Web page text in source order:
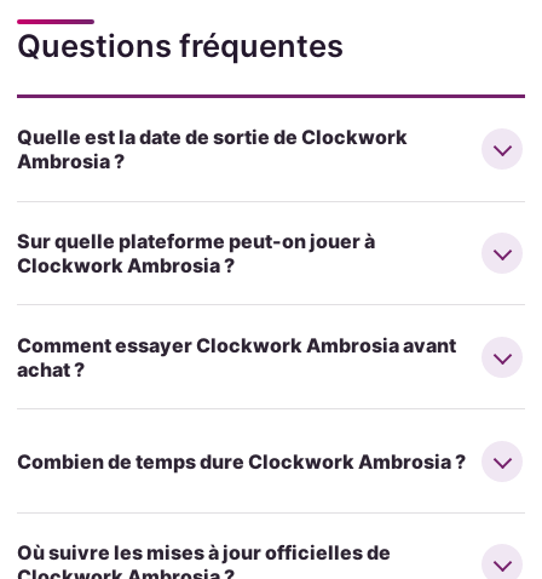
Questions fréquentes
Quelle est la date de sortie de Clockwork
Ambrosia ?
Sur quelle plateforme peut-on jouer à
Clockwork Ambrosia ?
Comment essayer Clockwork Ambrosia avant
achat ?
Combien de temps dure Clockwork Ambrosia ?
Où suivre les mises à jour officielles de